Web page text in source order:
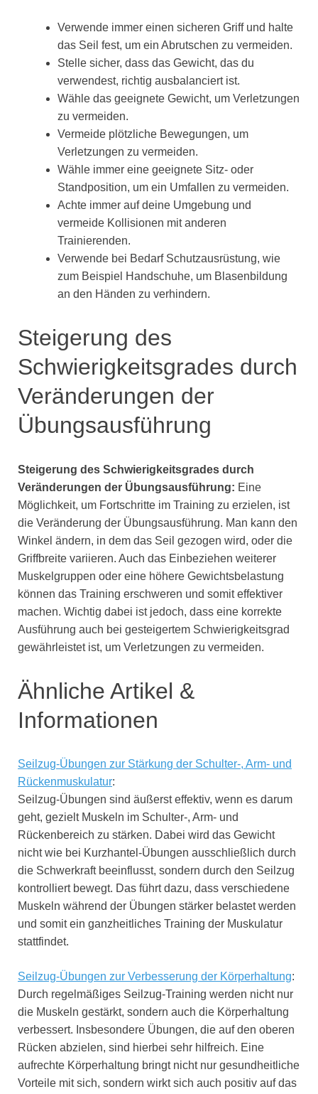
Verwende immer einen sicheren Griff und halte
das Seil fest, um ein Abrutschen zu vermeiden.
Stelle sicher, dass das Gewicht, das du
verwendest, richtig ausbalanciert ist.
Wähle das geeignete Gewicht, um Verletzungen
zu vermeiden.
Vermeide plötzliche Bewegungen, um
Verletzungen zu vermeiden.
Wähle immer eine geeignete Sitz- oder
Standposition, um ein Umfallen zu vermeiden.
Achte immer auf deine Umgebung und
vermeide Kollisionen mit anderen
Trainierenden.
Verwende bei Bedarf Schutzausrüstung, wie
zum Beispiel Handschuhe, um Blasenbildung
an den Händen zu verhindern.
Steigerung des
Schwierigkeitsgrades durch
Veränderungen der
Übungsausführung
Steigerung des Schwierigkeitsgrades durch
Veränderungen der Übungsausführung: Eine
Möglichkeit, um Fortschritte im Training zu erzielen, ist
die Veränderung der Übungsausführung. Man kann den
Winkel ändern, in dem das Seil gezogen wird, oder die
Griffbreite variieren. Auch das Einbeziehen weiterer
Muskelgruppen oder eine höhere Gewichtsbelastung
können das Training erschweren und somit effektiver
machen. Wichtig dabei ist jedoch, dass eine korrekte
Ausführung auch bei gesteigertem Schwierigkeitsgrad
gewährleistet ist, um Verletzungen zu vermeiden.
Ähnliche Artikel &
Informationen
Seilzug-Übungen zur Stärkung der Schulter-, Arm- und
Rückenmuskulatur:
Seilzug-Übungen sind äußerst effektiv, wenn es darum
geht, gezielt Muskeln im Schulter-, Arm- und
Rückenbereich zu stärken. Dabei wird das Gewicht
nicht wie bei Kurzhantel-Übungen ausschließlich durch
die Schwerkraft beeinflusst, sondern durch den Seilzug
kontrolliert bewegt. Das führt dazu, dass verschiedene
Muskeln während der Übungen stärker belastet werden
und somit ein ganzheitliches Training der Muskulatur
stattfindet.
Seilzug-Übungen zur Verbesserung der Körperhaltung:
Durch regelmäßiges Seilzug-Training werden nicht nur
die Muskeln gestärkt, sondern auch die Körperhaltung
verbessert. Insbesondere Übungen, die auf den oberen
Rücken abzielen, sind hierbei sehr hilfreich. Eine
aufrechte Körperhaltung bringt nicht nur gesundheitliche
Vorteile mit sich, sondern wirkt sich auch positiv auf das